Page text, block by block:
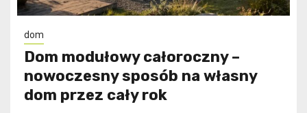
dom
Dom modułowy całoroczny –
nowoczesny sposób na własny
dom przez cały rok